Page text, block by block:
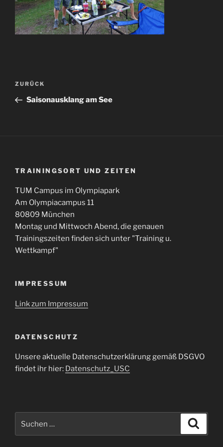
Beitragsnavigation
Vorheriger
Beitrag
ZURÜCK
Saisonausklang am See
TRAININGSORT UND ZEITEN
TUM Campus im Olympiapark
Am Olympiacampus 11
80809 München
Montag und Mittwoch Abend, die genauen
Trainingszeiten finden sich unter "Training u.
Wettkampf"
IMPRESSUM
Link zum Impressum
DATENSCHUTZ
Unsere aktuelle Datenschutzerklärung gemäß DSGVO
findet ihr hier: Datenschutz_USC